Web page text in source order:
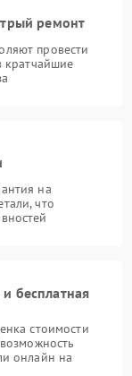
ремонт
провести
кратчайшие
на
что
бесплатная
стоимости
онлайн на